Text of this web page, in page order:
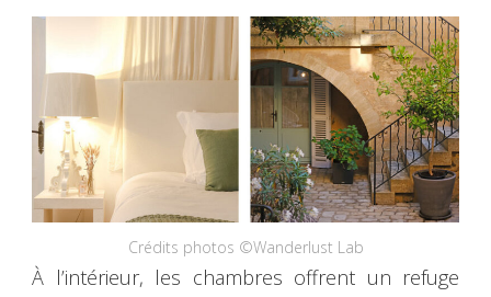
Crédits photos ©Wanderlust Lab
À l’intérieur, les chambres offrent un refuge